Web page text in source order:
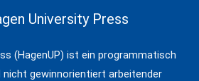
University Press
(HagenUP) ist ein programmatisch
nicht gewinnorientiert arbeitender